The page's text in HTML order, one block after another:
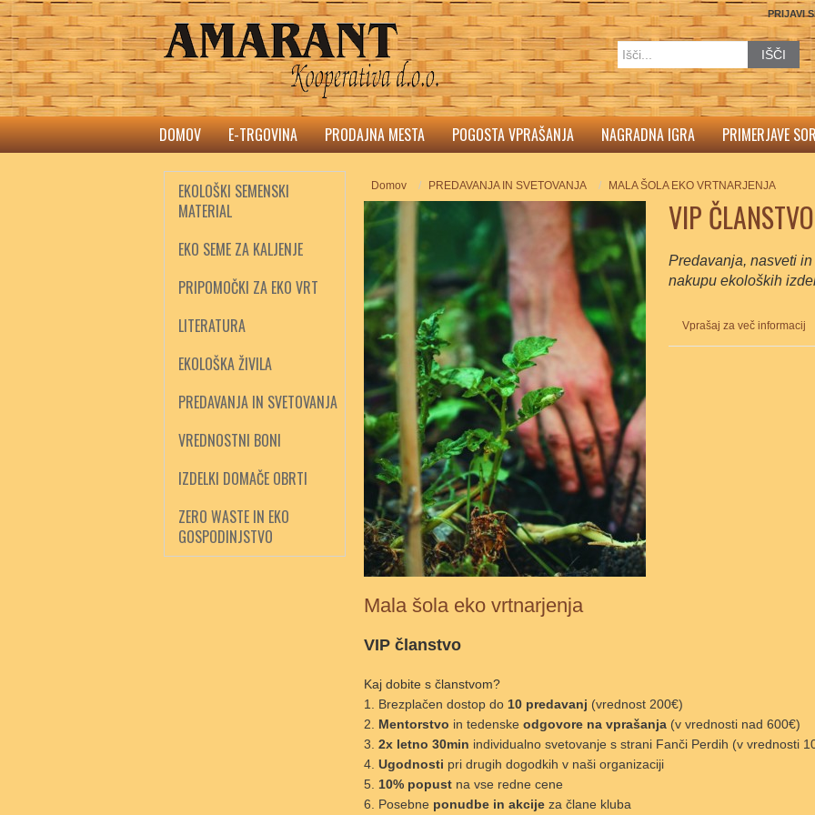
PRIJAVI
IŠČI
DOMOV E-TRGOVINA PRODAJNA MESTA POGOSTA VPRAŠANJA NAGRADNA IGRA PRIMERJAVE
EKOLOŠKI SEMENSKI
MATERIAL
EKO SEME ZA KALJENJE
PRIPOMOČKI ZA EKO VRT
LITERATURA
EKOLOŠKA ŽIVILA
PREDAVANJA IN SVETOVANJA
VREDNOSTNI BONI
IZDELKI DOMAČE OBRTI
ZERO WASTE IN EKO
GOSPODINJSTVO
Domov PREDAVANJA IN SVETOVANJA MALA ŠOLA EKO VRTNARJENJA
VIP ČLANSTVO
Predavanja, nasveti
nakupu ekoloških
Vprašaj za več informacij
Mala šola eko vrtnarjenja
VIP članstvo
Kaj dobite s članstvom?
Brezplačen dostop do 10 predavanj (vrednost 200€)
Mentorstvo in tedenske odgovore na vprašanja (v vrednosti nad 600€)
2x letno 30min individualno svetovanje s strani Fanči Perdih (v vrednosti
Ugodnosti pri drugih dogodkih v naši organizaciji
10% popust na vse redne cene
Posebne ponudbe in akcije za člane kluba